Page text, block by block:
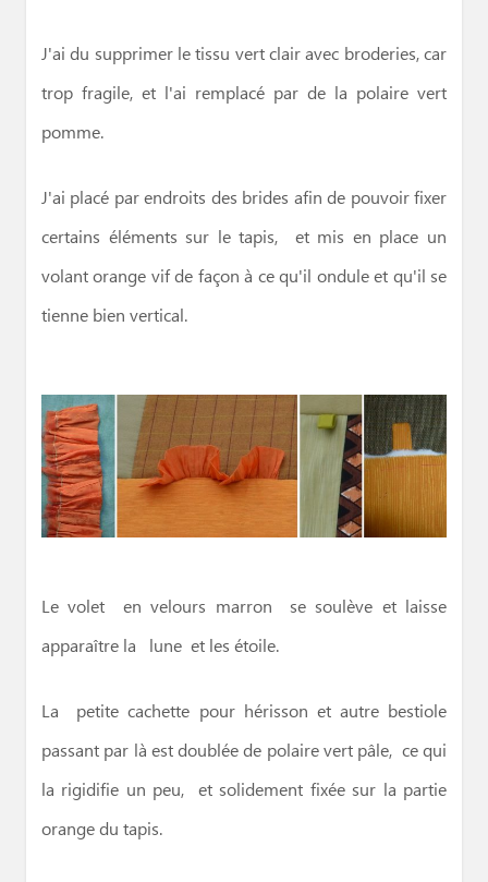
J'ai du supprimer le tissu vert clair avec broderies, car
trop fragile, et l'ai remplacé par de la polaire vert
pomme.
J'ai placé par endroits des brides afin de pouvoir fixer
certains éléments sur le tapis, et mis en place un
volant orange vif de façon à ce qu'il ondule et qu'il se
tienne bien vertical.
Le volet en velours marron se soulève et laisse
apparaître la lune et les étoile.
La petite cachette pour hérisson et autre bestiole
passant par là est doublée de polaire vert pâle, ce qui
la rigidifie un peu, et solidement fixée sur la partie
orange du tapis.